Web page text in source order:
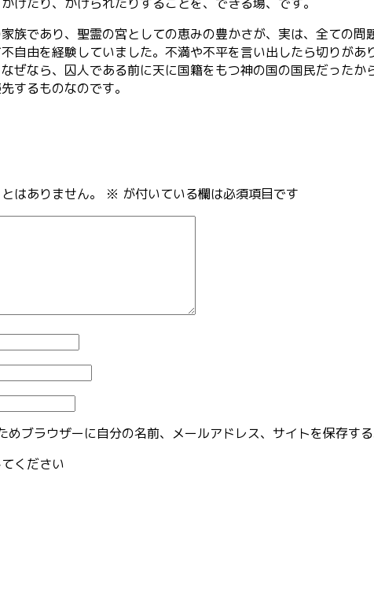
族であり、聖霊の宮としての恵みの豊かさが、実は、全ての問
自由を経験していました。不満や不平を言い出したら切りがあ
ぜなら、囚人である前に天に国籍をもつ神の国の国民だったか
するものなのです。
はありません。 ※ が付いている欄は必須項目です
ブラウザーに自分の名前、メールアドレス、サイトを保存する
ください